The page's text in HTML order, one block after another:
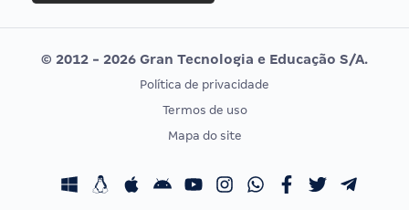
Editais publicados
Vunesp
CONCURSOS POR PROFISSÃO
Concursos Fiscais
EXAME DE ORDEM
Calendário OAB
© 2012 - 2026 Gran Tecnologia e Educação S/A.
Política de privacidade
Termos de uso
Mapa do site